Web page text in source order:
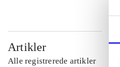
Artikler
Alle registrerede artikler